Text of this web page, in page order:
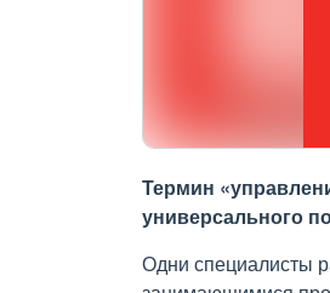
Термин
универсального
Одни специалисты